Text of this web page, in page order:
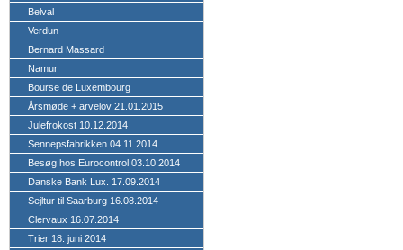
Belval
Verdun
Bernard Massard
Namur
Bourse de Luxembourg
Årsmøde + arvelov 21.01.2015
Julefrokost 10.12.2014
Sennepsfabrikken 04.11.2014
Besøg hos Eurocontrol 03.10.2014
Danske Bank Lux. 17.09.2014
Sejltur til Saarburg 16.08.2014
Clervaux 16.07.2014
Trier 18. juni 2014